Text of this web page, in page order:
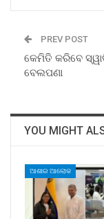
PREV POST
କେମିତି କରିବେ
ବେଲପଣା
YOU MIGHT
ଆଶାର ଆଲୋକ